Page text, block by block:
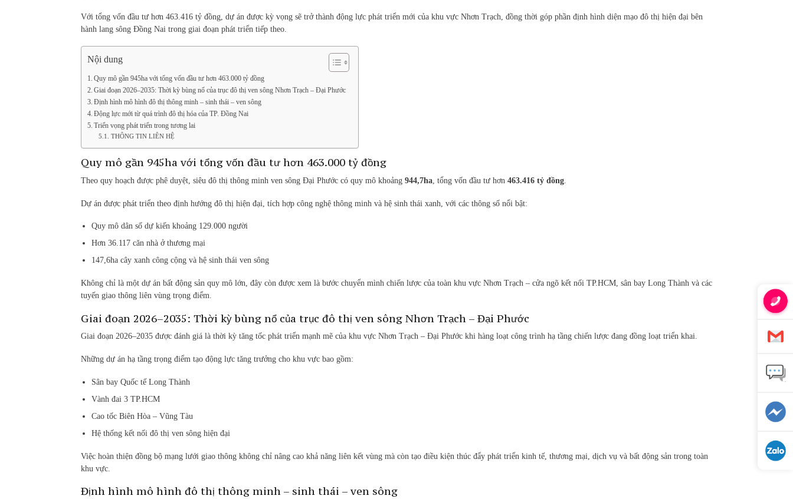
Với tổng vốn đầu tư hơn 463.416 tỷ đồng, dự án được kỳ vọng sẽ trở thành động lực phát triển mới của khu vực Nhơn Trạch, đồng thời góp phần định hình diện mạo đô thị hiện đại bên
hành lang sông Đồng Nai trong giai đoạn phát triển tiếp theo.
Nội dung
Quy mô gần 945ha với tổng vốn đầu tư hơn 463.000 tỷ đồng
Giai đoạn 2026–2035: Thời kỳ bùng nổ của trục đô thị ven sông Nhơn Trạch – Đại Phước
Định hình mô hình đô thị thông minh – sinh thái – ven sông
Động lực mới từ quá trình đô thị hóa của TP. Đồng Nai
Triển vọng phát triển trong tương lai
THÔNG TIN LIÊN HỆ
Quy mô gần 945ha với tổng vốn đầu tư hơn 463.000 tỷ đồng
Theo quy hoạch được phê duyệt, siêu đô thị thông minh ven sông Đại Phước có quy mô khoảng 944,7ha , tổng vốn đầu tư hơn 463.416 tỷ đồng
Dự án được phát triển theo định hướng đô thị hiện đại, tích hợp công nghệ thông minh và hệ sinh thái xanh, với các thông số nổi bật:
Quy mô dân số dự kiến khoảng 129.000 người
Hơn 36.117 căn nhà ở thương mại
147,6ha cây xanh công cộng và hệ sinh thái ven sông
Không chỉ là một dự án bất động sản quy mô lớn, đây còn được xem là bước chuyển mình chiến lược của toàn khu vực Nhơn Trạch – cửa ngõ kết nối TP.HCM, sân bay Long Thành và các
tuyến giao thông liên vùng trọng điểm.
Giai đoạn 2026–2035: Thời kỳ bùng nổ của trục đô thị ven sông Nhơn Trạch – Đại Phước
Giai đoạn 2026–2035 được đánh giá là thời kỳ tăng tốc phát triển mạnh mẽ của khu vực Nhơn Trạch – Đại Phước khi hàng loạt công trình hạ tầng chiến lược đang đồng loạt triển khai.
Những dự án hạ tầng trọng điểm tạo động lực tăng trưởng cho khu vực bao gồm:
Sân bay Quốc tế Long Thành
Vành đai 3 TP.HCM
Cao tốc Biên Hòa – Vũng Tàu
Hệ thống kết nối đô thị ven sông hiện đại
Việc hoàn thiện đồng bộ mạng lưới giao thông không chỉ nâng cao khả năng liên kết vùng mà còn tạo điều kiện thúc đẩy phát triển kinh tế, thương mại, dịch vụ và bất động sản trong toàn
khu vực.
Định hình mô hình đô thị thông minh – sinh thái – ven sông